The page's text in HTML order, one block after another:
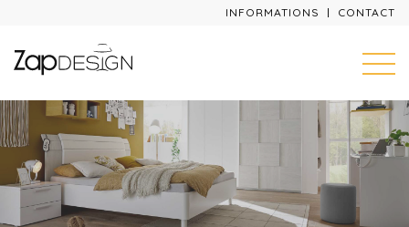
INFORMATIONS CONTACT